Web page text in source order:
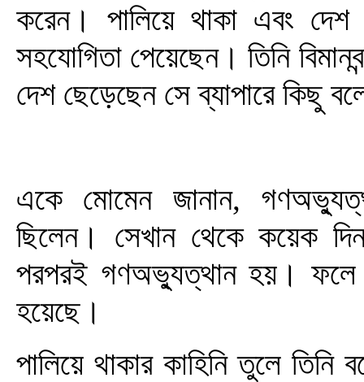
করেন। পালিয়ে থাকা এবং দেশ
সহযোগিতা পেয়েছেন। তিনি
দেশ ছেড়েছেন সে ব্যাপারে কিছু
একে মোমেন জানান,
ছিলেন। সেখান থেকে কয়েক
পরপরই গণঅভ্যুত্থান হয়। ফলে
হয়েছে।
পালিয়ে থাকার কাহিনি তুলে